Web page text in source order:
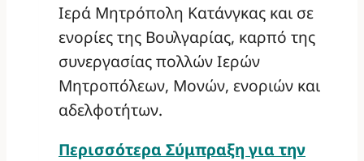
Ιερά Μητρόπολη Κατάνγκας και σε
ενορίες της Βουλγαρίας, καρπό της
συνεργασίας πολλών Ιερών
Μητροπόλεων, Μονών, ενοριών και
αδελφοτήτων.
Περισσότερα Σύμπραξη για την